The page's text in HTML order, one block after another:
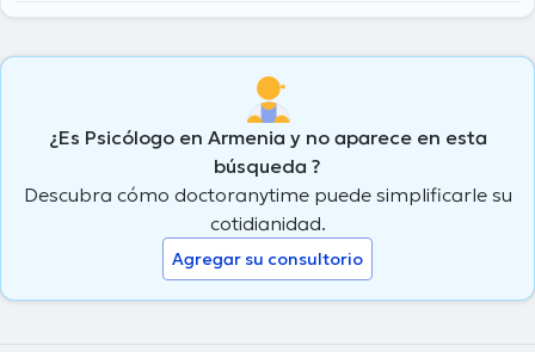
¿Es Psicólogo en Armenia y no aparece en esta
búsqueda ?
Descubra cómo doctoranytime puede simplificarle su
cotidianidad.
Agregar su consultorio